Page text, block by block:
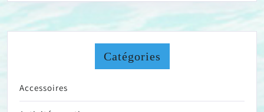
Catégories
Accessoires